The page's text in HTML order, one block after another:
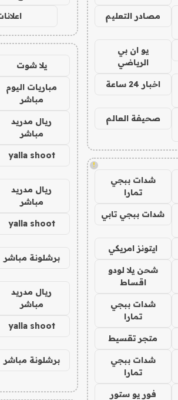
مصادر التعليم
يو ان بي
الرياضي
اخبار 24 ساعة
صحيفة العالم
!
شدات ببجي
تمارا
شدات ببجي تابي
ايتونز امريكي
شحن يلا لودو
اقساط
شدات ببجي
تمارا
متجر تقسيط
شدات ببجي
تمارا
فور يو ستور
يلا شوت
مباريات اليوم
مباشر
ريال مدريد
مباشر
yalla shoot
ريال مدريد
مباشر
yalla shoot
برشلونة مباشر
ريال مدريد
مباشر
yalla shoot
برشلونة مباشر